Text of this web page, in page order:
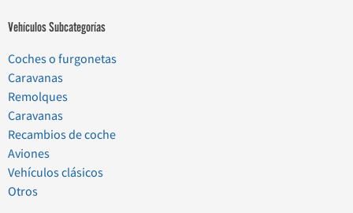
Vehículos Subcategorías
Coches o furgonetas
Caravanas
Remolques
Caravanas
Recambios de coche
Aviones
Vehículos clásicos
Otros